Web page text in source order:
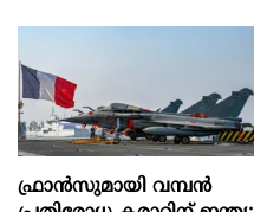
ഫ്രാൻസുമായി വമ്പന്‍